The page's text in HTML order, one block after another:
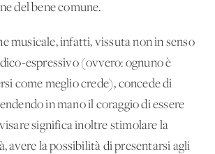
del bene comune.
musicale, infatti, vissuta non in senso
espressivo (ovvero: ognuno è
come meglio crede), concede di
in mano il coraggio di essere
significa inoltre stimolare la
avere la possibilità di presentarsi agli